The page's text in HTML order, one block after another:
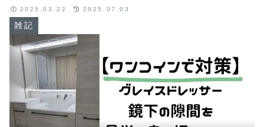
雑記
2025.03.22 2025.07.03